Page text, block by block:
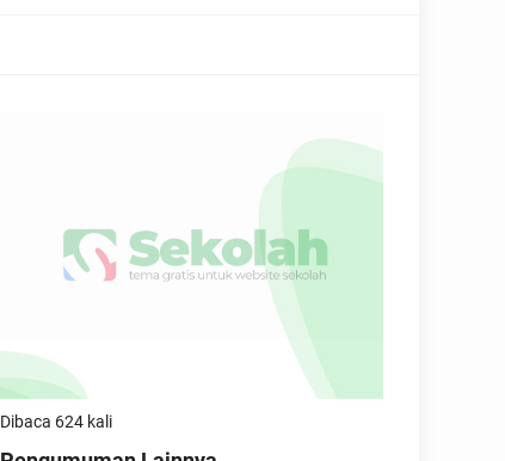
Dibaca 624 kali